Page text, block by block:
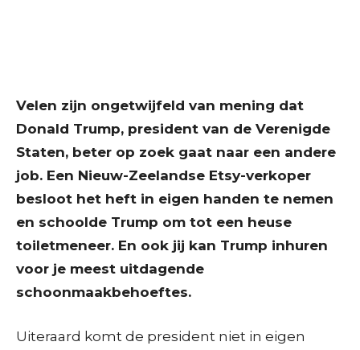
Velen zijn ongetwijfeld van mening dat
Donald Trump, president van de Verenigde
Staten, beter op zoek gaat naar een andere
job. Een Nieuw-Zeelandse Etsy-verkoper
besloot het heft in eigen handen te nemen
en schoolde Trump om tot een heuse
toiletmeneer. En ook jij kan Trump inhuren
voor je meest uitdagende
schoonmaakbehoeftes.
Uiteraard komt de president niet in eigen